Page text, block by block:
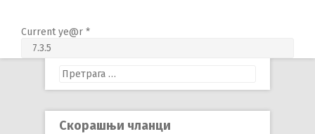
Current ye@r *
Претрага
за:
Скорашњи чланци